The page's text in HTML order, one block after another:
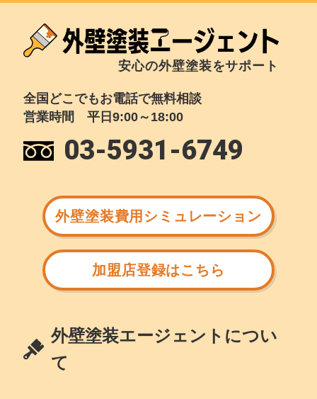
安心の外壁塗装をサポート
全国どこでもお電話で無料相談
営業時間 平日9:00～18:00
03-5931-6749
外壁塗装費用シミュレーション
加盟店登録はこちら
外壁塗装エージェントについ
て